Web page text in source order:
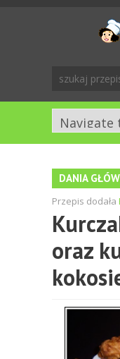
DANIA
Przepis dodała
oraz